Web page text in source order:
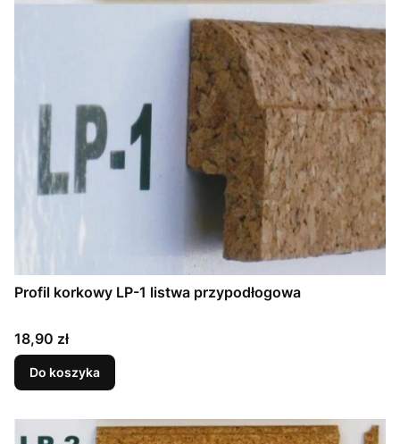
Profil korkowy LP-1 listwa przypodłogowa
Cena
18,90 zł
Do koszyka